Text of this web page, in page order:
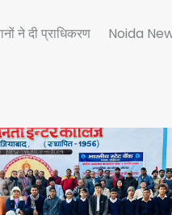
ने दी प्राधिकरण
Noida